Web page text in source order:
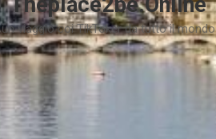
un viaggio coi TikToker da tutto il mondo